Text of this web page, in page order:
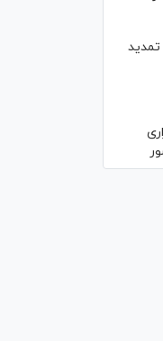
سال دیگر تمدید